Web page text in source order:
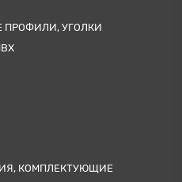
ПРОФИЛИ, УГОЛКИ
КОМПЛЕКТУЮЩИЕ